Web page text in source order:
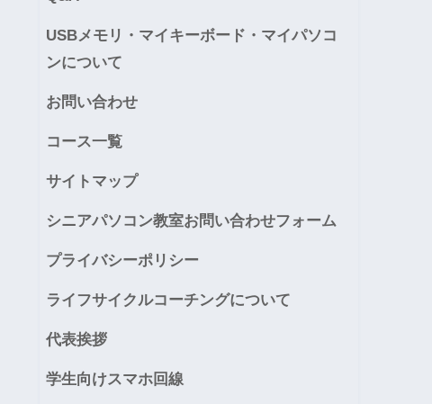
USBメモリ・マイキーボード・マイパソコ
ンについて
お問い合わせ
コース一覧
サイトマップ
シニアパソコン教室お問い合わせフォーム
プライバシーポリシー
ライフサイクルコーチングについて
代表挨拶
学生向けスマホ回線